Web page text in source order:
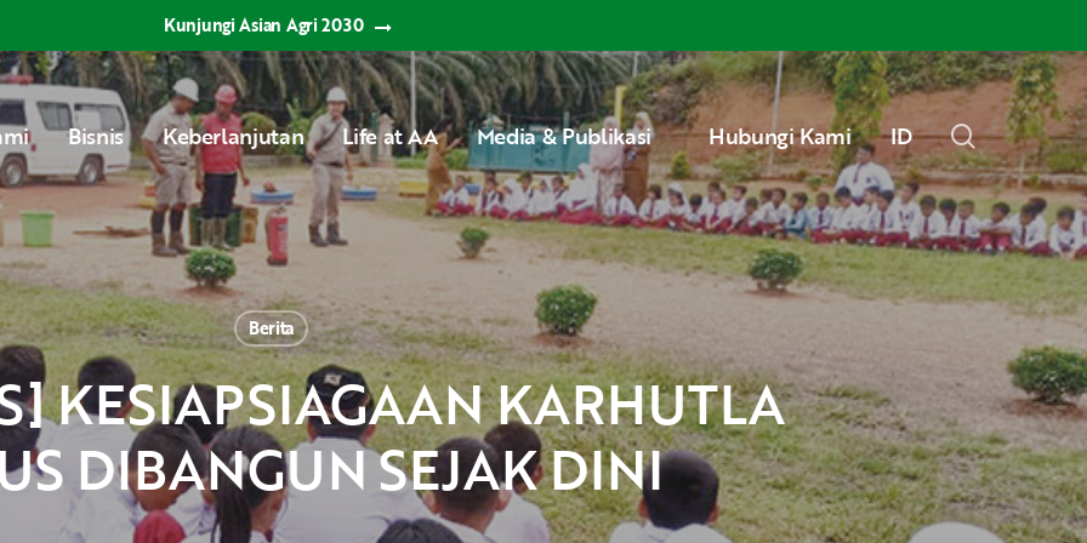
Kunjungi Asian Agri 2030
Bisnis Keberlanjutan Life at AA Media & Publikasi Hubungi Kami ID search
Berita
DIBANGUN SEJAK DINI